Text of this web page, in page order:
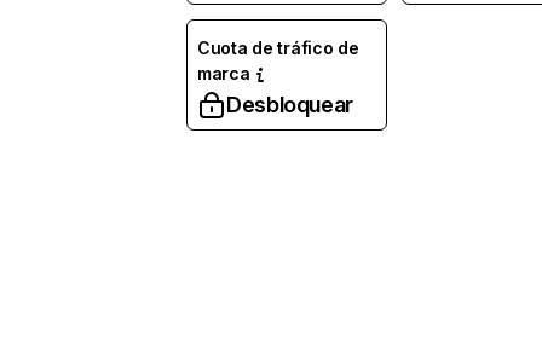
Cuota de tráfico de
marca
Desbloquear